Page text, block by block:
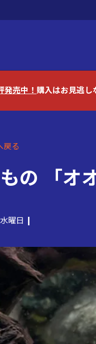
発売中！ 購入はお見逃し
戻る
の 「オ
曜日